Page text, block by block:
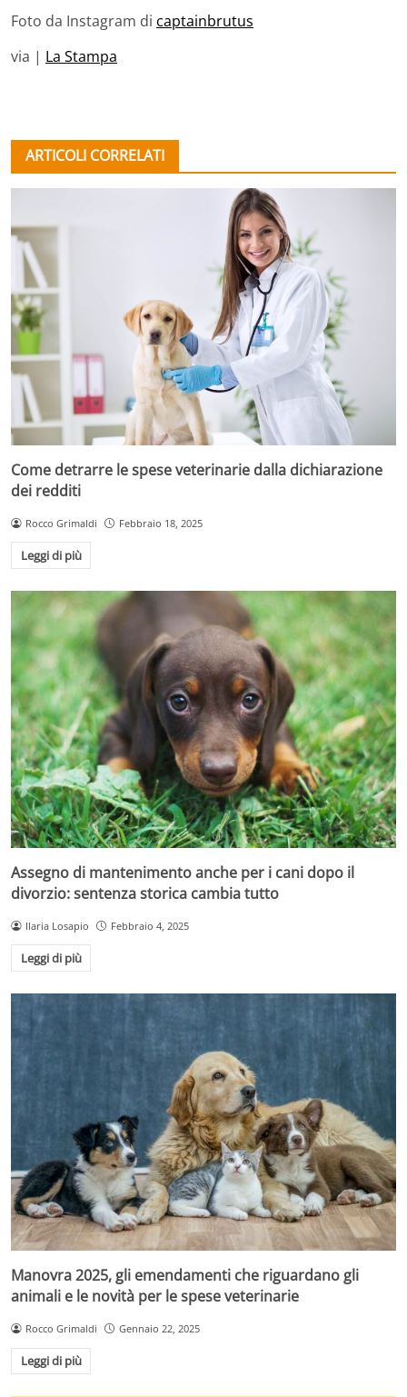
Foto da Instagram di captainbrutus
via | La Stampa
ARTICOLI CORRELATI
Come detrarre le spese veterinarie dalla dichiarazione
dei redditi
Rocco Grimaldi Febbraio 18, 2025
Leggi di più
Assegno di mantenimento anche per i cani dopo il
divorzio: sentenza storica cambia tutto
Ilaria Losapio Febbraio 4, 2025
Leggi di più
Manovra 2025, gli emendamenti che riguardano gli
animali e le novità per le spese veterinarie
Rocco Grimaldi Gennaio 22, 2025
Leggi di più